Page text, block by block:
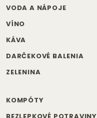
VODA A NÁPOJE
VÍNO
KÁVA
DARČEKOVÉ BALENIA
ZELENINA
KOMPÓTY